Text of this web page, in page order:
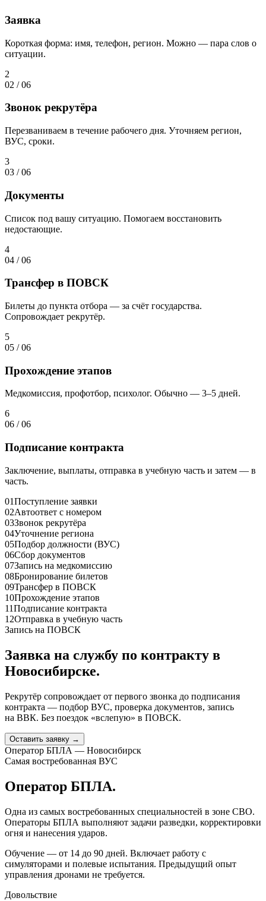
Заявка
Короткая форма: имя, телефон, регион. Можно — пара слов о
ситуации.
2
02 /06
Звонок рекрутёра
Перезваниваем в течение рабочего дня. Уточняем регион,
ВУС, сроки.
3
03 /06
Документы
Список под вашу ситуацию. Помогаем восстановить
недостающие.
4
04 /06
Трансфер в ПОВСК
Билеты до пункта отбора — за счёт государства.
Сопровождает рекрутёр.
5
05 /06
Прохождение этапов
Медкомиссия, профотбор, психолог. Обычно — 3–5 дней.
6
06 /06
Подписание контракта
Заключение, выплаты, отправка в учебную часть и затем — в
часть.
01Поступление заявки
02Автоответ с номером
03Звонок рекрутёра
04Уточнение региона
05Подбор должности (ВУС)
06Сбор документов
07Запись на медкомиссию
08Бронирование билетов
09Трансфер в ПОВСК
10Прохождение этапов
11Подписание контракта
12Отправка в учебную часть
Запись на ПОВСК
Заявка на службу по контракту в
Новосибирске.
Рекрутёр сопровождает от первого звонка до подписания
контракта — подбор ВУС, проверка документов, запись
на ВВК. Без поездок «вслепую» в ПОВСК.
Оставить заявку →
Оператор БПЛА — Новосибирск
Самая востребованная ВУС
Оператор БПЛА.
Одна из самых востребованных специальностей в зоне СВО.
Операторы БПЛА выполняют задачи разведки, корректировки
огня и нанесения ударов.
Обучение — от 14 до 90 дней. Включает работу с
симуляторами и полевые испытания. Предыдущий опыт
управления дронами не требуется.
Довольствие